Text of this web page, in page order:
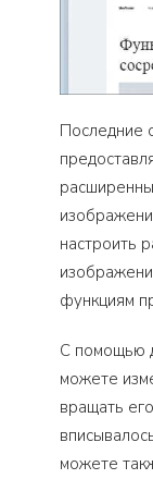
Последние
настроить
функциям
С помощью
можете
вращать
можете